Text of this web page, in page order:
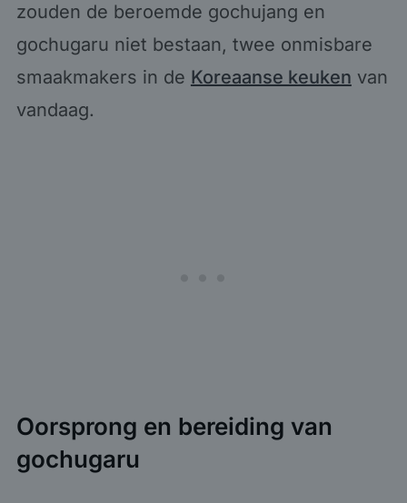
zouden de beroemde gochujang en
gochugaru niet bestaan, twee onmisbare
smaakmakers in de Koreaanse keuken van
vandaag.
Oorsprong en bereiding van
gochugaru